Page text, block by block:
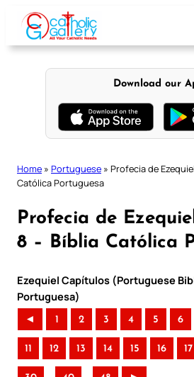
content
Download our
Home » Portuguese » Profecia de
Católica Portuguesa
Profecia de
8 – Bíblia Católica
Ezequiel Capítulos (Portuguese
Portuguesa)
◄ 1 2 3 4 5 6
11 12 13 14 15 16 17